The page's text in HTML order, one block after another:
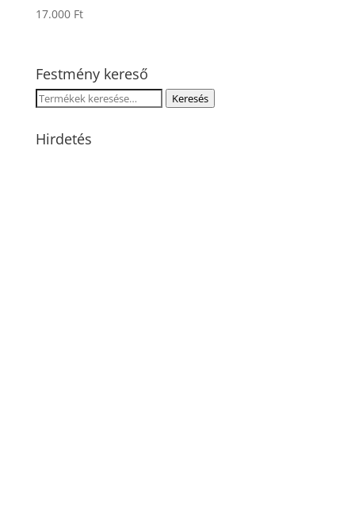
17.000 Ft
Festmény kereső
Keresés
következőre:
Keresés
Hirdetés